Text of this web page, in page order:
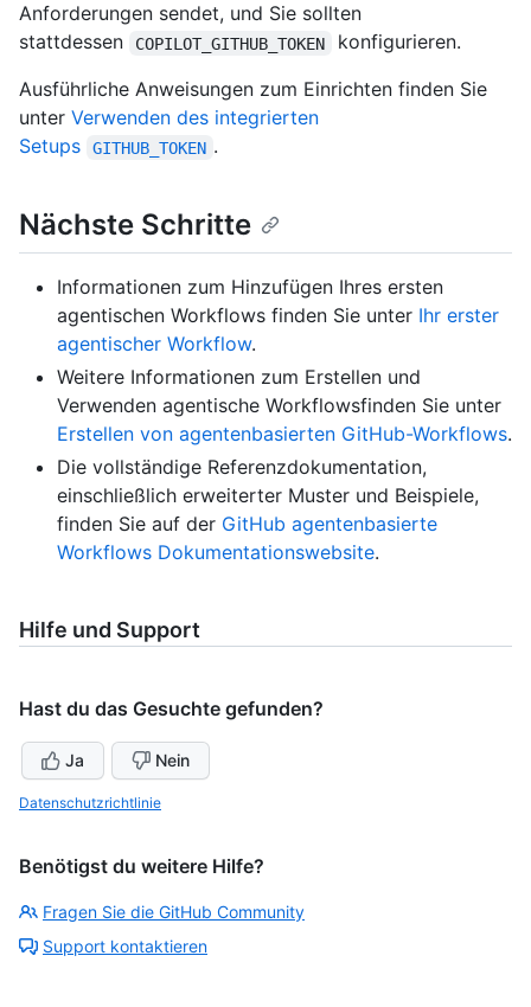
Anforderungen sendet, und Sie sollten
stattdessen
COPILOT_GITHUB_TOKEN
konfigurieren.
Ausführliche Anweisungen zum Einrichten finden Sie
unter Verwenden des integrierten
Setups
GITHUB_TOKEN .
Nächste Schritte
Informationen zum Hinzufügen Ihres ersten
agentischen Workflows finden Sie unter Ihr erster
agentischer Workflow.
Weitere Informationen zum Erstellen und
Verwenden agentische Workflowsfinden Sie unter
Erstellen von agentenbasierten GitHub-Workflows.
Die vollständige Referenzdokumentation,
einschließlich erweiterter Muster und Beispiele,
finden Sie auf der GitHub agentenbasierte
Workflows Dokumentationswebsite.
Hilfe und Support
Hast du das Gesuchte gefunden?
Ja Nein
Datenschutzrichtlinie
Benötigst du weitere Hilfe?
Fragen Sie die GitHub Community
Support kontaktieren